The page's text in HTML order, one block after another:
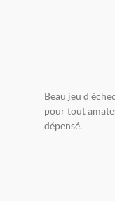
Beau jeu d
pour tout
dépensé.